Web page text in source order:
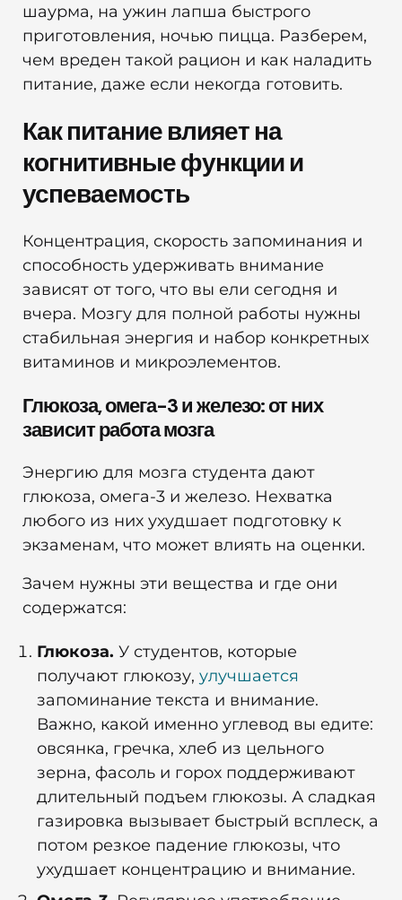
шаурма, на ужин лапша быстрого
приготовления, ночью пицца. Разберем,
чем вреден такой рацион и как наладить
питание, даже если некогда готовить.
Как питание влияет на
когнитивные функции и
успеваемость
Концентрация, скорость запоминания и
способность удерживать внимание
зависят от того, что вы ели сегодня и
вчера. Мозгу для полной работы нужны
стабильная энергия и набор конкретных
витаминов и микроэлементов.
Глюкоза, омега-3 и железо: от них
зависит работа мозга
Энергию для мозга студента дают
глюкоза, омега-3 и железо. Нехватка
любого из них ухудшает подготовку к
экзаменам, что может влиять на оценки.
Зачем нужны эти вещества и где они
содержатся:
Глюкоза. У студентов, которые
получают глюкозу, улучшается
запоминание текста и внимание.
Важно, какой именно углевод вы едите:
овсянка, гречка, хлеб из цельного
зерна, фасоль и горох поддерживают
длительный подъем глюкозы. А сладкая
газировка вызывает быстрый всплеск, а
потом резкое падение глюкозы, что
ухудшает концентрацию и внимание.